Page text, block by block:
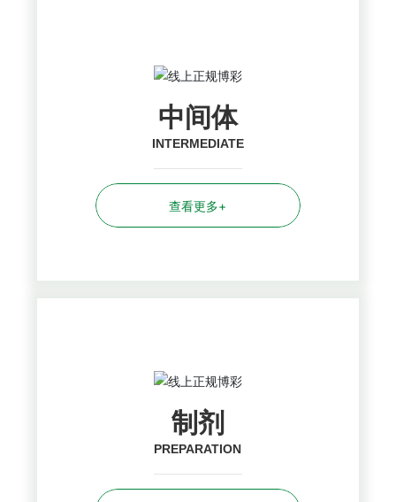
中间体
INTERMEDIATE
查看更多+
制剂
PREPARATION